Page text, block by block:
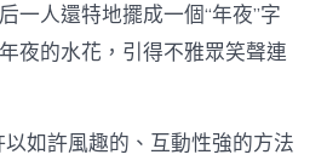
一人還特地擺成一個“年夜”字
夜的水花，引得不雅眾笑聲連
以如許風趣的、互動性強的方法